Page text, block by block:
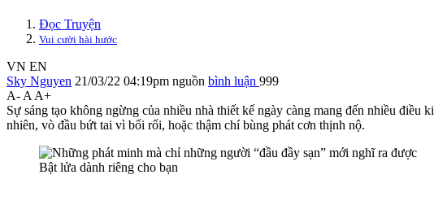
Đọc Truyện
Vui cười hài hước
VN EN
Sky Nguyen 21/03/22 04:19pm nguồn bình luận 999
A- A A+
Sự sáng tạo không ngừng của nhiều nhà thiết kế ngày càng mang đến nhiều
nhiên, vò đầu bứt tai vì bối rối, hoặc thậm chí bùng phát cơn thịnh nộ.
Bật lửa dành riêng cho bạn